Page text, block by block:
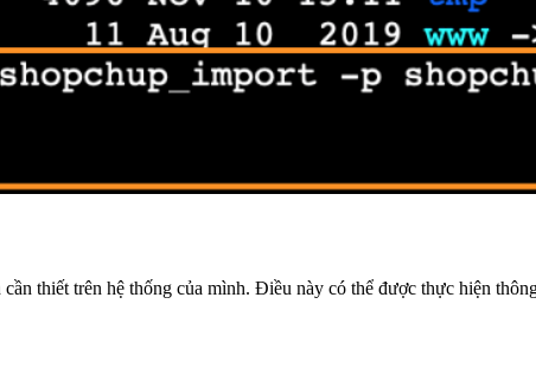
thiết trên hệ thống của mình. Điều này có thể được thực hiện